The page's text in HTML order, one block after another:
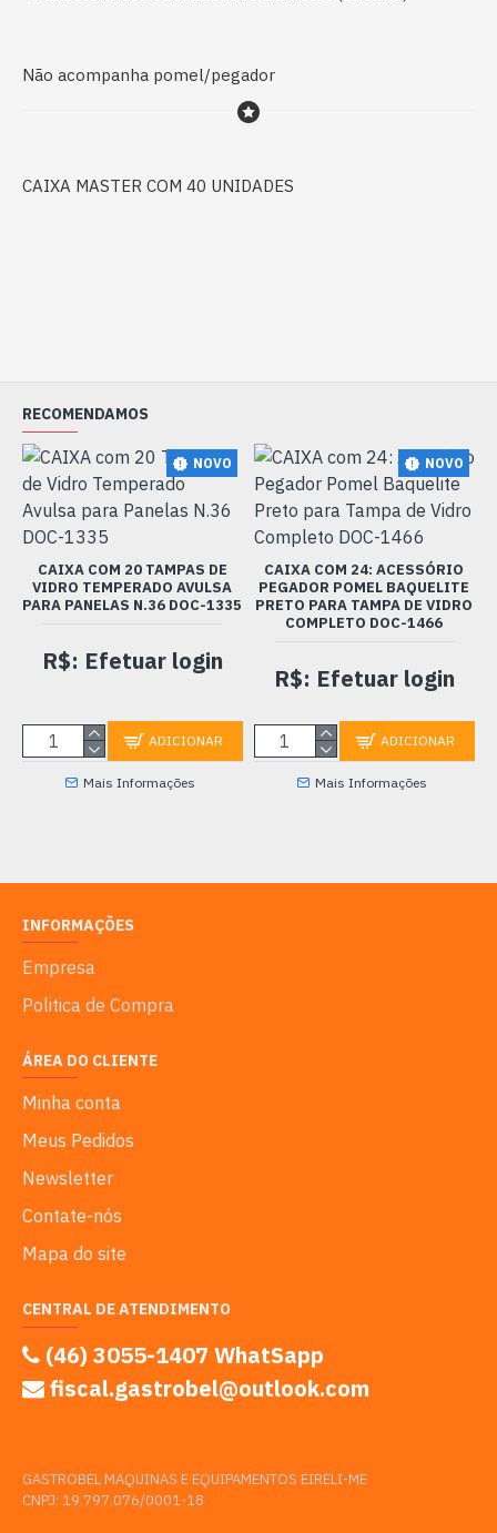
Não acompanha pomel/pegador
CAIXA MASTER COM 40 UNIDADES
RECOMENDAMOS
NOVO
CAIXA COM 20 TAMPAS DE
VIDRO TEMPERADO AVULSA
PARA PANELAS N.36 DOC-1335
R$: Efetuar login
ADICIONAR
Mais Informações
NOVO
CAIXA COM 24: ACESSÓRIO
PEGADOR POMEL BAQUELITE
PRETO PARA TAMPA DE VIDRO
COMPLETO DOC-1466
R$: Efetuar login
ADICIONAR
Mais Informações
INFORMAÇÕES
Empresa
Politica de Compra
ÁREA DO CLIENTE
Minha conta
Meus Pedidos
Newsletter
Contate-nós
Mapa do site
CENTRAL DE ATENDIMENTO
(46) 3055-1407 WhatSapp
fiscal.gastrobel@outlook.com
GASTROBEL MAQUINAS E EQUIPAMENTOS EIRELI-ME
CNPJ: 19.797.076/0001-18